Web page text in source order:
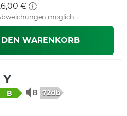
€
möglich.
DEN WARENKORB
Y
B 72db